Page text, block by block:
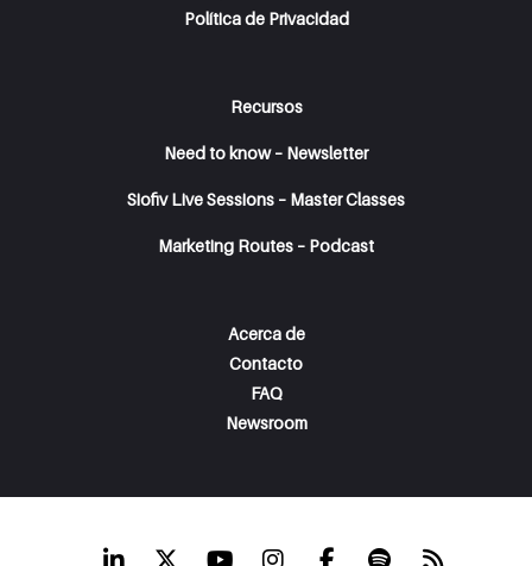
Política de Privacidad
Recursos
Need to know – Newsletter
Siofiv Live Sessions – Master Classes
Marketing Routes – Podcast
Acerca de
Contacto
FAQ
Newsroom